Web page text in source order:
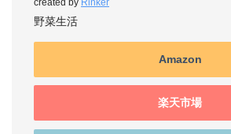
created by Rinker
野菜生活
Amazon
楽天市場